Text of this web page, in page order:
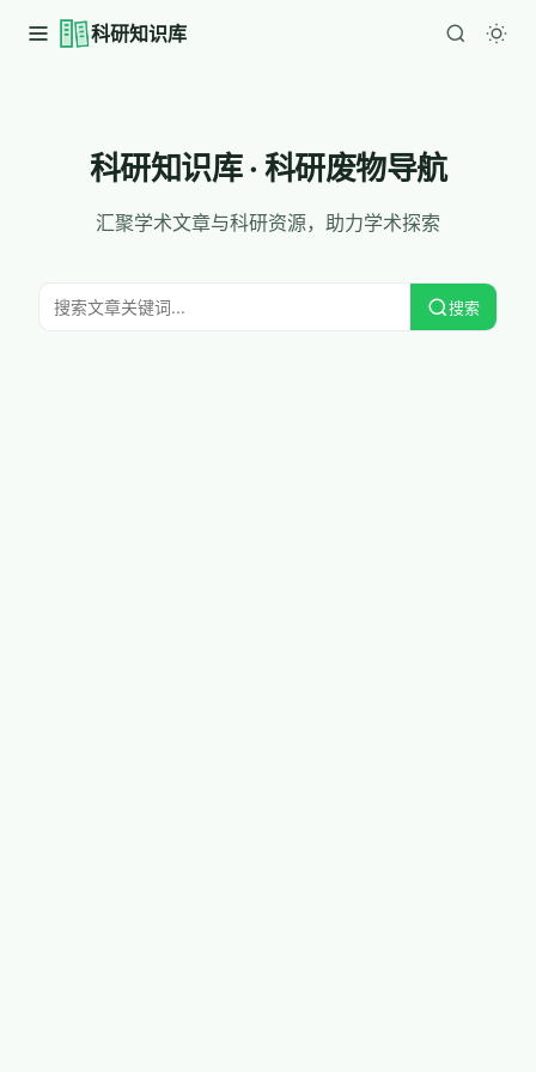
科研知识库
科研知识库 · 科研废物导航
汇聚学术文章与科研资源，助力学术探索
搜索